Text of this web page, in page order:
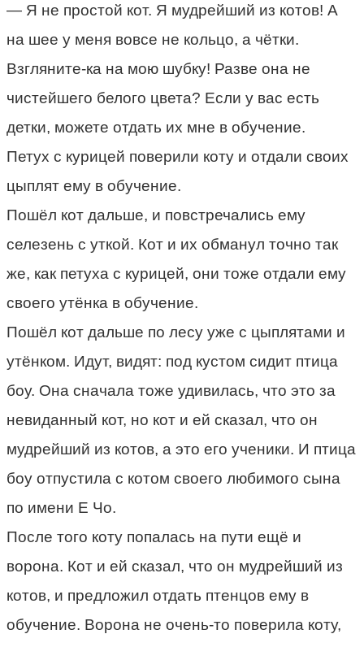
— Я не простой кот. Я мудрейший из котов! А
на шее у меня вовсе не кольцо, а чётки.
Взгляните-ка на мою шубку! Разве она не
чистейшего белого цвета? Если у вас есть
детки, можете отдать их мне в обучение.
Петух с курицей поверили коту и отдали своих
цыплят ему в обучение.
Пошёл кот дальше, и повстречались ему
селезень с уткой. Кот и их обманул точно так
же, как петуха с курицей, они тоже отдали ему
своего утёнка в обучение.
Пошёл кот дальше по лесу уже с цыплятами и
утёнком. Идут, видят: под кустом сидит птица
боу. Она сначала тоже удивилась, что это за
невиданный кот, но кот и ей сказал, что он
мудрейший из котов, а это его ученики. И птица
боу отпустила с котом своего любимого сына
по имени Е Чо.
После того коту попалась на пути ещё и
ворона. Кот и ей сказал, что он мудрейший из
котов, и предложил отдать птенцов ему в
обучение. Ворона не очень-то поверила коту,